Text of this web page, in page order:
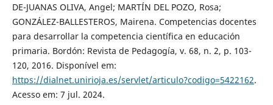
DE-JUANAS OLIVA, Angel; MARTÍN DEL POZO, Rosa;
GONZÁLEZ-BALLESTEROS, Mairena. Competencias docentes
para desarrollar la competencia científica en educación
primaria. Bordón: Revista de Pedagogía, v. 68, n. 2, p. 103-
120, 2016. Disponível em:
https://dialnet.unirioja.es/servlet/articulo?codigo=5422162.
Acesso em: 7 jul. 2024.